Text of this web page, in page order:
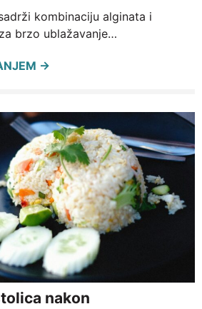
kombinaciju alginata i
brzo ublažavanje…
→
nakon